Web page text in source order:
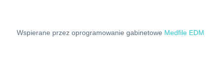
Wspierane przez oprogramowanie gabinetowe Medfile EDM